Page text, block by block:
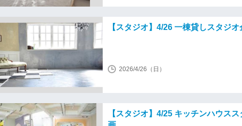
【スタジオ】4/26 一棟貸しスタジオ
2026/4/26（日）
【スタジオ】4/25 キッチンハウス